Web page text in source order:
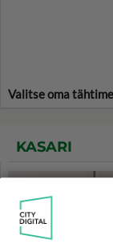
Valitse oma
KASARI